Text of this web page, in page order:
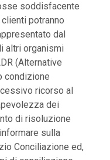
soddisfacente
potranno
dal
altri organismi
(Alternative
condizione
ricorso al
dei
di risoluzione
sulla
Conciliazione ed,